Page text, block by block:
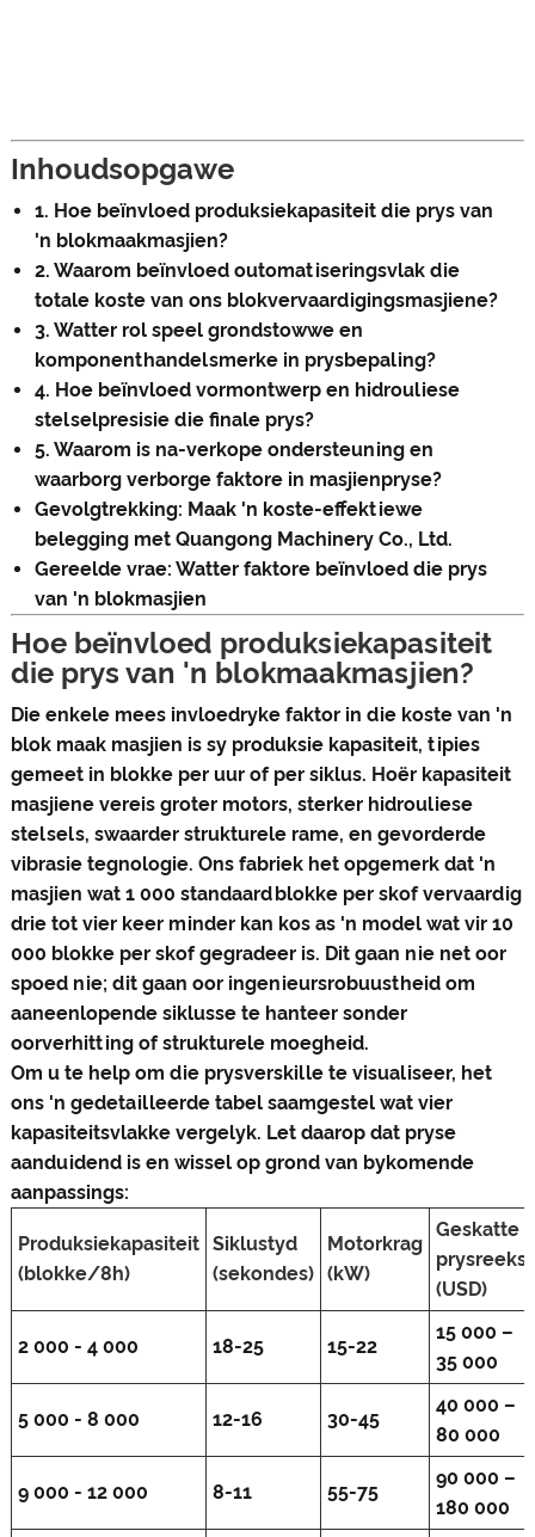
Inhoudsopgawe
1. Hoe beïnvloed produksiekapasiteit die prys van
'n blokmaakmasjien?
2. Waarom beïnvloed outomatiseringsvlak die
totale koste van ons blokvervaardigingsmasjiene?
3. Watter rol speel grondstowwe en
komponenthandelsmerke in prysbepaling?
4. Hoe beïnvloed vormontwerp en hidrouliese
stelselpresisie die finale prys?
5. Waarom is na-verkope ondersteuning en
waarborg verborge faktore in masjienpryse?
Gevolgtrekking: Maak 'n koste-effektiewe
belegging met Quangong Machinery Co., Ltd.
Gereelde vrae: Watter faktore beïnvloed die prys
van 'n blokmasjien
Hoe beïnvloed produksiekapasiteit
die prys van 'n blokmaakmasjien?
Die enkele mees invloedryke faktor in die koste van 'n
blok maak masjien is sy produksie kapasiteit, tipies
gemeet in blokke per uur of per siklus. Hoër kapasiteit
masjiene vereis groter motors, sterker hidrouliese
stelsels, swaarder strukturele rame, en gevorderde
vibrasie tegnologie. Ons fabriek het opgemerk dat 'n
masjien wat 1 000 standaardblokke per skof vervaardig
drie tot vier keer minder kan kos as 'n model wat vir 10
000 blokke per skof gegradeer is. Dit gaan nie net oor
spoed nie; dit gaan oor ingenieursrobuustheid om
aaneenlopende siklusse te hanteer sonder
oorverhitting of strukturele moegheid.
Om u te help om die prysverskille te visualiseer, het
ons 'n gedetailleerde tabel saamgestel wat vier
kapasiteitsvlakke vergelyk. Let daarop dat pryse
aanduidend is en wissel op grond van bykomende
aanpassings:
Produksiekapasiteit
(blokke/8h)
Siklustyd
(sekondes)
Motorkrag
(kW)
Geskatte
prysreeks
(USD)
2 000 - 4 000 18-25 15-22
15 000 –
35 000
5 000 - 8 000 12-16 30-45
40 000 –
80 000
9 000 - 12 000 8-11 55-75
90 000 –
180 000